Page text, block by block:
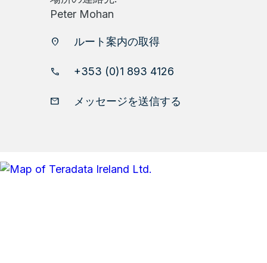
Peter Mohan
location_on ルート案内の取得
phone +353 (0)1 893 4126
email メッセージを送信する